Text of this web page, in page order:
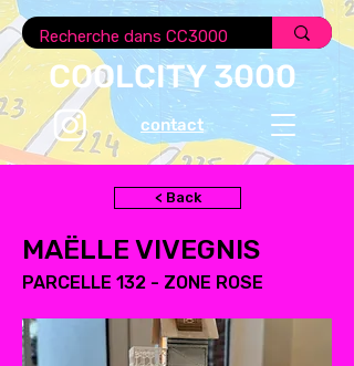
COOLCITY 3000
contact
< Back
MAËLLE VIVEGNIS
PARCELLE 132 - ZONE ROSE